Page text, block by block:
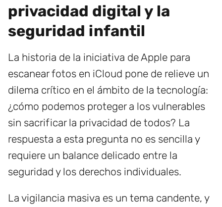
privacidad digital y la
seguridad infantil
La historia de la iniciativa de Apple para
escanear fotos en iCloud pone de relieve un
dilema crítico en el ámbito de la tecnología:
¿cómo podemos proteger a los vulnerables
sin sacrificar la privacidad de todos? La
respuesta a esta pregunta no es sencilla y
requiere un balance delicado entre la
seguridad y los derechos individuales.
La vigilancia masiva es un tema candente, y